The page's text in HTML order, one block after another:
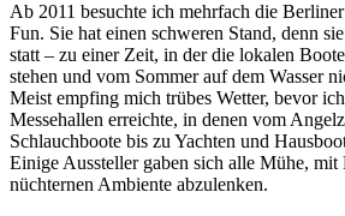
Ab 2011 besuchte ich mehrfach die
Fun. Sie hat einen schweren Stand, denn
statt – zu einer Zeit, in der die lokalen
stehen und vom Sommer auf dem Wasser
Meist empfing mich trübes Wetter, bevor
Messehallen erreichte, in denen vom
Schlauchboote bis zu Yachten und
Einige Aussteller gaben sich alle Mühe, mit
nüchternen Ambiente abzulenken.